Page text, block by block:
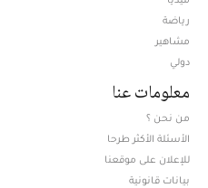
رياضة
مشاهير
دولي
معلومات عنا
من نحن ؟
الأسئلة الأكثر طرحا
للإعلان على موقعنا
بيانات قانونية